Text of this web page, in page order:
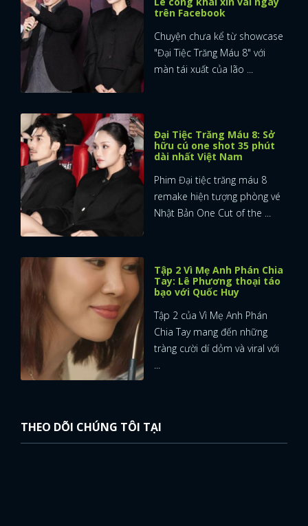
trên Facebook
Chuyện chưa kể từ showcase
"Đại Tiệc Trăng Máu 8" với
màn tái xuất của lão ...
Đại Tiệc Trăng Máu 8: Sở
hữu cú one shot 35 phút
dài nhất Việt Nam
Phim Đại tiệc trăng máu 8
remake hiện tượng phòng vé
Nhật Bản One Cut of the ...
Tập 2 Vì Mẹ Anh Phán Chia
Tay: Lê Phương thoại táo
bạo với Quốc Huy
Tập 2 của Vì Mẹ Anh Phán
Chia Tay mang đến những
tràng cười dí dỏm và viral với
THEO DÕI CHÚNG TÔI TẠI